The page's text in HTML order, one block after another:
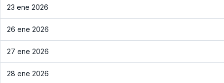
23 ene 2026
26 ene 2026
27 ene 2026
28 ene 2026